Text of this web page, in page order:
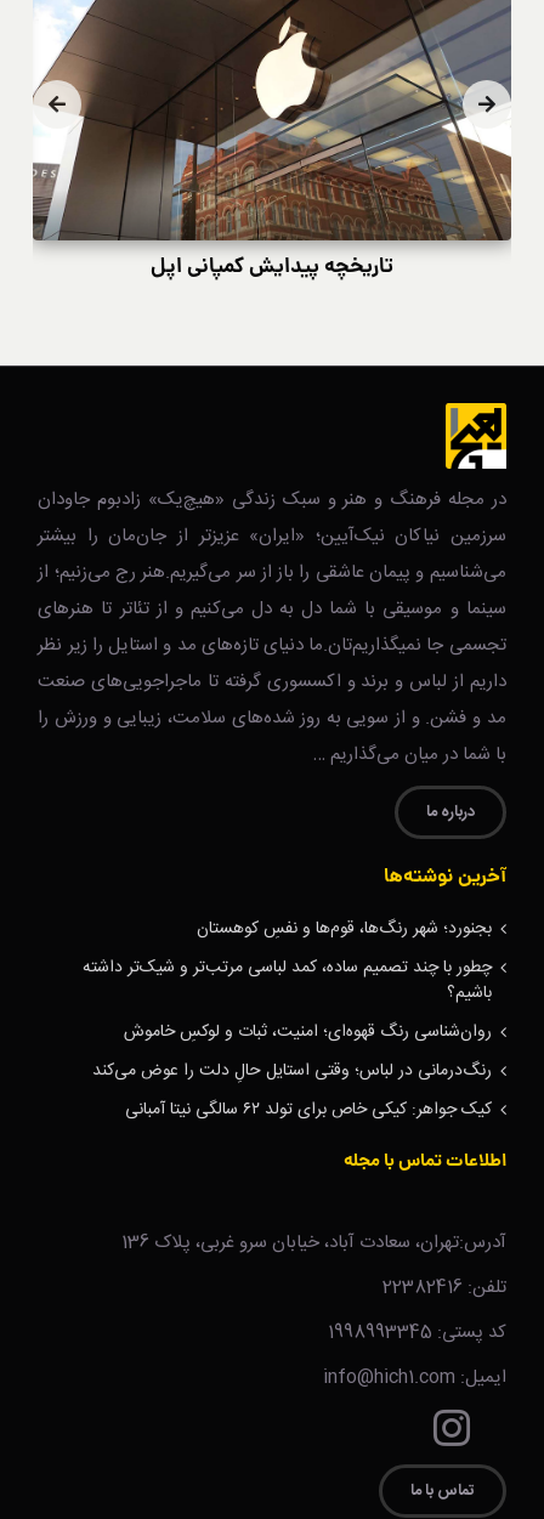
تاریخچه پیدایش کمپانی اپل
در مجله فرهنگ و هنر و سبک زندگی‌ «هیچ‌یک» زادبوم جاودان
سرزمین نیاکان نیک‌‌‌آیین؛ «ایران» عزیزتر از جان‌مان را بیشتر
می‌شناسیم و پیمان عاشقی را باز از سر می‌گیریم.هنر رج می‌زنیم؛ از
سینما و موسیقی با شما دل به دل می‌کنیم و از تئاتر تا هنرهای
تجسمی جا نمیگذاریم‌تان.ما دنیای تازه‌های مد و استایل را زیر نظر
داریم از لباس و برند و اکسسوری گرفته تا ماجراجویی‌های صنعت
مد و فشن. و از سویی به روز شده‌های سلامت، زیبایی و ورزش را
با شما در میان می‌گذاریم …
درباره ما
آخرین نوشته‌ها
بجنورد؛ شهر رنگ‌ها، قوم‌ها و نفسِ کوهستان
چطور با چند تصمیم ساده، کمد لباسی مرتب‌تر و شیک‌تر داشته
باشیم؟
روان‌شناسی رنگ قهوه‌ای؛ امنیت، ثبات و لوکسِ خاموش
رنگ‌درمانی در لباس؛ وقتی استایل حالِ دلت را عوض می‌کند
کیک جواهر: کیکی خاص برای تولد ۶۲ سالگی نیتا آمبانی
اطلاعات تماس با مجله
آدرس:تهران، سعادت آباد، خیابان سرو غربی، پلاک 136
تلفن: 22382416
کد پستی: 1998993345
ایمیل: info@hich1.com
تماس با ما